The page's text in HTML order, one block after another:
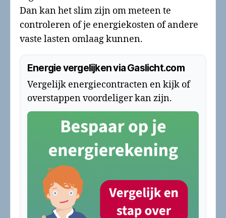
Dan kan het slim zijn om meteen te
controleren of je energiekosten of andere
vaste lasten omlaag kunnen.
Energie vergelijken via Gaslicht.com
Vergelijk energiecontracten en kijk of
overstappen voordeliger kan zijn.